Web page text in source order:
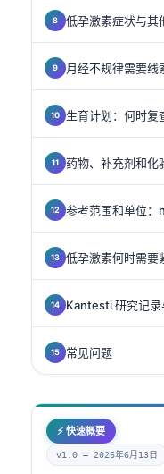
低孕激素症状与其
月经不规律需要线
生育计划：何时复
药物、补充剂和化
参考范围和单位
低孕激素何时需要
Kantesti 研究记录
常见问题
⚡ 快速概要
v1.0 — 2026年6月13日